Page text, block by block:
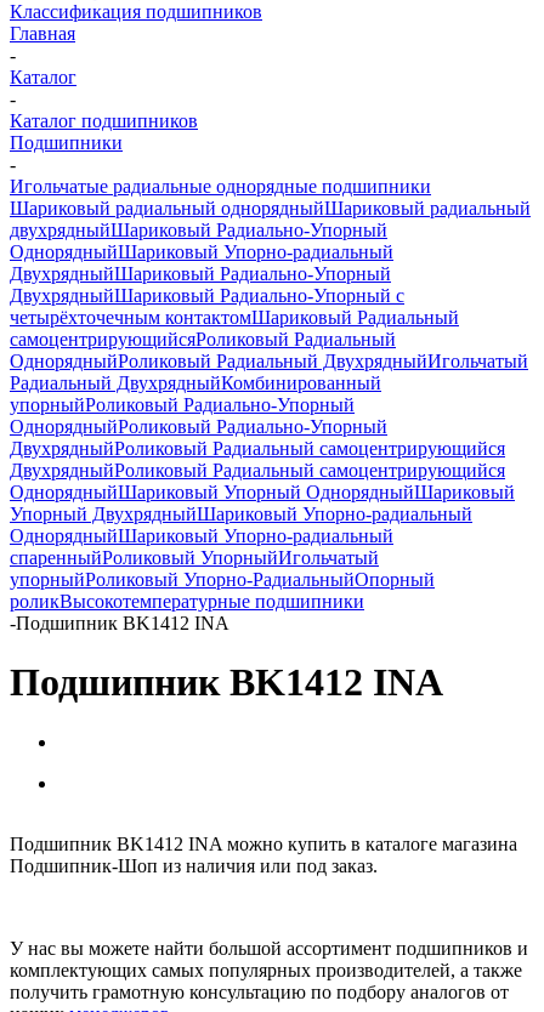
Классификация подшипников
Главная
-
Каталог
-
Каталог подшипников
Подшипники
-
Игольчатые радиальные однорядные подшипники
Шариковый радиальный однорядныйШариковый радиальный
двухрядныйШариковый Радиально-Упорный
ОднорядныйШариковый Упорно-радиальный
ДвухрядныйШариковый Радиально-Упорный
ДвухрядныйШариковый Радиально-Упорный с
четырёхточечным контактомШариковый Радиальный
самоцентрирующийсяРоликовый Радиальный
ОднорядныйРоликовый Радиальный ДвухрядныйИгольчатый
Радиальный ДвухрядныйКомбинированный
упорныйРоликовый Радиально-Упорный
ОднорядныйРоликовый Радиально-Упорный
ДвухрядныйРоликовый Радиальный самоцентрирующийся
ДвухрядныйРоликовый Радиальный самоцентрирующийся
ОднорядныйШариковый Упорный ОднорядныйШариковый
Упорный ДвухрядныйШариковый Упорно-радиальный
ОднорядныйШариковый Упорно-радиальный
спаренныйРоликовый УпорныйИгольчатый
упорныйРоликовый Упорно-РадиальныйОпорный
роликВысокотемпературные подшипники
-Подшипник BK1412 INA
Подшипник BK1412 INA
Подшипник BK1412 INA можно купить в каталоге магазина
Подшипник-Шоп из наличия или под заказ.
У нас вы можете найти большой ассортимент подшипников и
комплектующих самых популярных производителей, а также
получить грамотную консультацию по подбору аналогов от